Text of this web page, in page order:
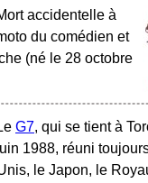
accidentelle à
du comédien et
(né le 28 octobre
G7, qui se tient à
1988, réuni
le Japon, le